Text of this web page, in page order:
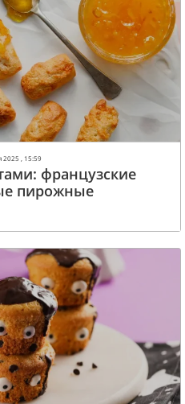
2025 , 15:59
французские
пирожные